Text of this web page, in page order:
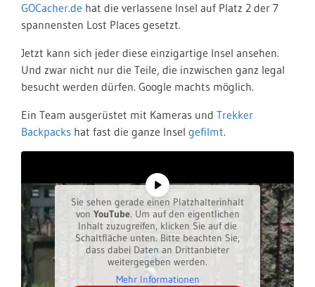
GOCacher.de hat die verlassene Insel auf Platz 2 der 7
spannensten Lost Places gesetzt.
Jetzt kann sich jeder diese einzigartige Insel ansehen.
Und zwar nicht nur die Teile, die inzwischen ganz legal
besucht werden dürfen. Google machts möglich.
Ein Team ausgerüstet mit Kameras und Trekker
Backpacks hat fast die ganze Insel gefilmt.
Sie sehen gerade einen Platzhalterinhalt
von YouTube. Um auf den eigentlichen
Inhalt zuzugreifen, klicken Sie auf die
Schaltfläche unten. Bitte beachten Sie,
dass dabei Daten an Drittanbieter
weitergegeben werden.
Mehr Informationen